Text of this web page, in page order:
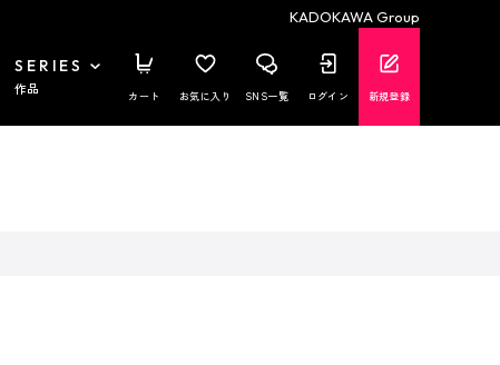
KADOKAWA Group
SERIES
作品 カート お気に入り SNS一覧 ログイン 新規登録